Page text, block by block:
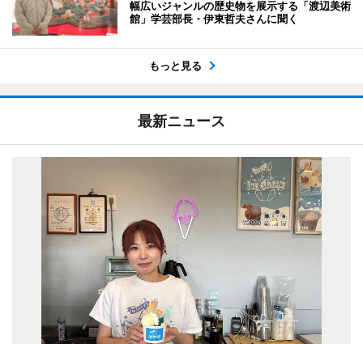
幅広いジャンルの歴史物を展示する「渡辺美術
館」学芸部長・伊東哲夫さんに聞く
もっと見る
最新ニュース